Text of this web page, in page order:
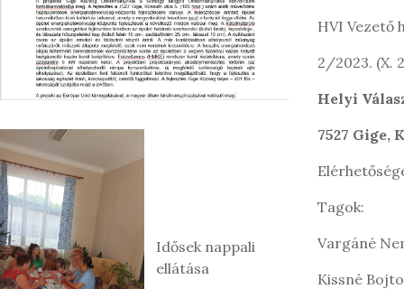
Idősek nappali
ellátása
HVI Vezető
2/2023. (X.
Helyi
7527 Gige,
Tagok:
Vargáné
Kissné